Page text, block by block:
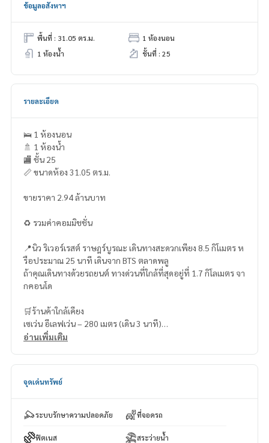
ข้อมูลอสังหาฯ
พื้นที่ : 31.05 ตร.ม.
1 ห้องนอน
1 ห้องน้ำ
ชั้นที่ : 25
รายละเอียด
🛌 1 ห้องนอน
🚿 1 ห้องน้ำ
🏬 ชั้น 25
📏 ขนาดห้อง 31.05 ตร.ม.
ขายราคา 2.94 ล้านบาท
♻️ รวมค่าคอมมิชชั่น
📍นิว ริเวอร์เรสต์ ราษฎร์บูรณะ เดินทางสะดวกเพียง 8.5 กิโเมตร ห
รือประมาณ 25 นาที เดินจาก BTS ตลาดพลู
ถ้าคุณเดินทางด้วยรถยนต์ ทางด่วนที่ใกล้ที่สุดอยู่ที่ 1.7 กิโลเมตร จา
กคอนโด
🛒ร้านค้าใกล้เคียง
เซเว่น อีเลฟเว่น – 280 เมตร (เดิน 3 นาที)
โลตัส บางปะกอก – 2.9 กิโลเมตร (ขับรถ 9 นาที)
อ่านเพิ่มเติม
จุดเด่นทรัพย์
ระบบรักษาความปลอดภัย ที่จอดรถ
ฟิตเนส สระว่ายน้ำ